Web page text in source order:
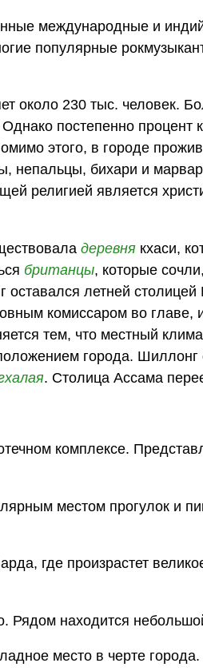
международные и
популярные
около 230 тыс. человек.
постепенно процент
этого, в городе
непальцы, бихари и
религией является
деревня кхаси,
британцы, которые
летней столицей
комиссаром во главе,
тем, что местный
города. Шиллонг
. Столица Ассама
комплексе.
местом прогулок и
где произрастет
находится
место в черте